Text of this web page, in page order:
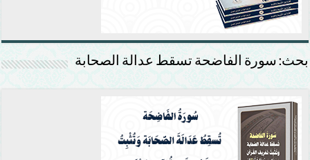
بحث: سورة الفاضحة تسقط عدالة الصحابة